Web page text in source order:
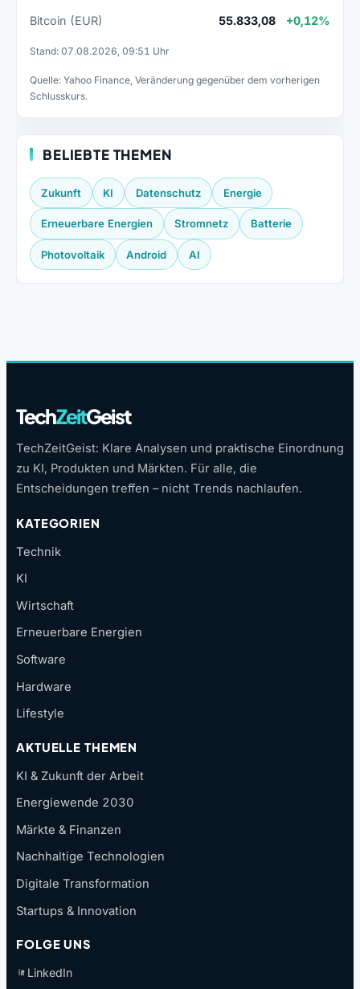
Bitcoin (EUR) 55.833,08 +0,12%
Stand: 07.08.2026, 09:51 Uhr
Quelle: Yahoo Finance, Veränderung gegenüber dem vorherigen
Schlusskurs.
BELIEBTE THEMEN
Zukunft KI Datenschutz Energie
Erneuerbare Energien Stromnetz Batterie
Photovoltaik Android AI
TechZeitGeist
TechZeitGeist: Klare Analysen und praktische Einordnung
zu KI, Produkten und Märkten. Für alle, die
Entscheidungen treffen – nicht Trends nachlaufen.
KATEGORIEN
Technik
KI
Wirtschaft
Erneuerbare Energien
Software
Hardware
Lifestyle
AKTUELLE THEMEN
KI & Zukunft der Arbeit
Energiewende 2030
Märkte & Finanzen
Nachhaltige Technologien
Digitale Transformation
Startups & Innovation
FOLGE UNS
LinkedIn